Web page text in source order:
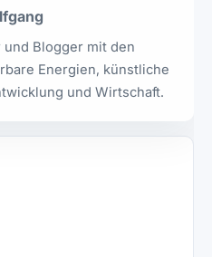
Blogger mit den
Energien, künstliche
und Wirtschaft.